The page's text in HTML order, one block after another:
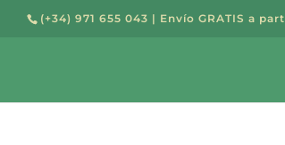
(+34) 971 655 043 | Envío GRATIS a